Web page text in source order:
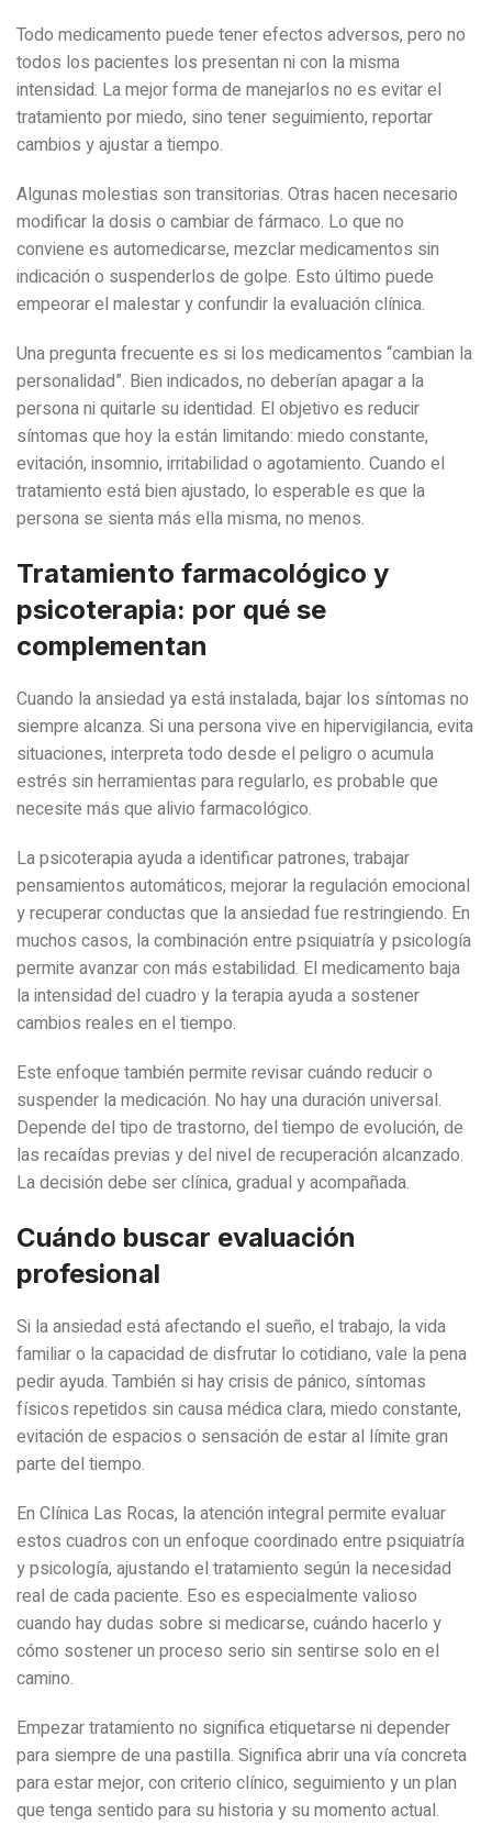
Todo medicamento puede tener efectos adversos, pero no
todos los pacientes los presentan ni con la misma
intensidad. La mejor forma de manejarlos no es evitar el
tratamiento por miedo, sino tener seguimiento, reportar
cambios y ajustar a tiempo.
Algunas molestias son transitorias. Otras hacen necesario
modificar la dosis o cambiar de fármaco. Lo que no
conviene es automedicarse, mezclar medicamentos sin
indicación o suspenderlos de golpe. Esto último puede
empeorar el malestar y confundir la evaluación clínica.
Una pregunta frecuente es si los medicamentos “cambian la
personalidad”. Bien indicados, no deberían apagar a la
persona ni quitarle su identidad. El objetivo es reducir
síntomas que hoy la están limitando: miedo constante,
evitación, insomnio, irritabilidad o agotamiento. Cuando el
tratamiento está bien ajustado, lo esperable es que la
persona se sienta más ella misma, no menos.
Tratamiento farmacológico y
psicoterapia: por qué se
complementan
Cuando la ansiedad ya está instalada, bajar los síntomas no
siempre alcanza. Si una persona vive en hipervigilancia, evita
situaciones, interpreta todo desde el peligro o acumula
estrés sin herramientas para regularlo, es probable que
necesite más que alivio farmacológico.
La psicoterapia ayuda a identificar patrones, trabajar
pensamientos automáticos, mejorar la regulación emocional
y recuperar conductas que la ansiedad fue restringiendo. En
muchos casos, la combinación entre psiquiatría y psicología
permite avanzar con más estabilidad. El medicamento baja
la intensidad del cuadro y la terapia ayuda a sostener
cambios reales en el tiempo.
Este enfoque también permite revisar cuándo reducir o
suspender la medicación. No hay una duración universal.
Depende del tipo de trastorno, del tiempo de evolución, de
las recaídas previas y del nivel de recuperación alcanzado.
La decisión debe ser clínica, gradual y acompañada.
Cuándo buscar evaluación
profesional
Si la ansiedad está afectando el sueño, el trabajo, la vida
familiar o la capacidad de disfrutar lo cotidiano, vale la pena
pedir ayuda. También si hay crisis de pánico, síntomas
físicos repetidos sin causa médica clara, miedo constante,
evitación de espacios o sensación de estar al límite gran
parte del tiempo.
En Clínica Las Rocas, la atención integral permite evaluar
estos cuadros con un enfoque coordinado entre psiquiatría
y psicología, ajustando el tratamiento según la necesidad
real de cada paciente. Eso es especialmente valioso
cuando hay dudas sobre si medicarse, cuándo hacerlo y
cómo sostener un proceso serio sin sentirse solo en el
camino.
Empezar tratamiento no significa etiquetarse ni depender
para siempre de una pastilla. Significa abrir una vía concreta
para estar mejor, con criterio clínico, seguimiento y un plan
que tenga sentido para su historia y su momento actual.